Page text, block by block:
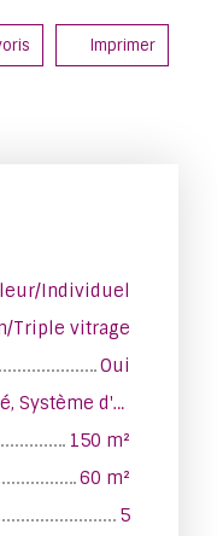
Imprimer
Individuel
Triple vitrage
Oui
Climatisation, Fibre optique, Interphone, Portail motorisé, Système d'alarme, Visiophone, Volets électriques
150 m²
60 m²
5